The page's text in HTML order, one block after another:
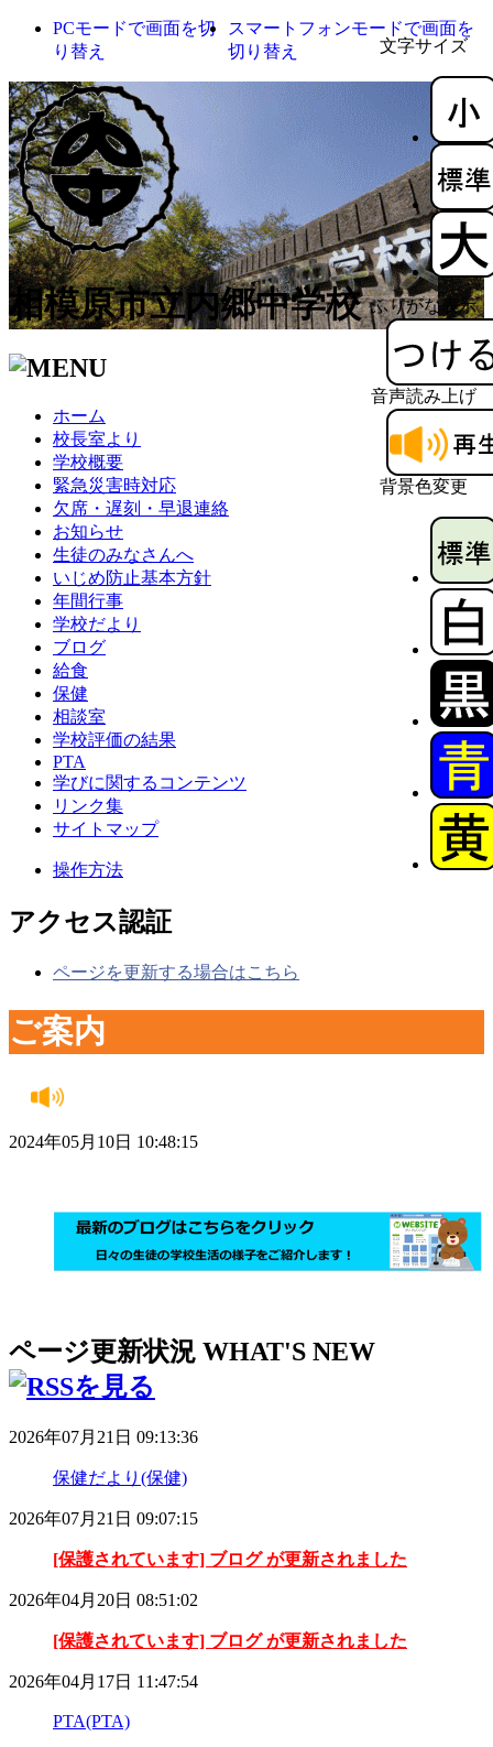
文字サイズ
ふりがな表示
音声読み上げ
背景色変更
PCモードで画面を切
り替え
スマートフォンモードで画面を
切り替え
相模原市立内郷中学校
ホーム
校長室より
学校概要
緊急災害時対応
欠席・遅刻・早退連絡
お知らせ
生徒のみなさんへ
いじめ防止基本方針
年間行事
学校だより
ブログ
給食
保健
相談室
学校評価の結果
PTA
学びに関するコンテンツ
リンク集
サイトマップ
操作方法
アクセス認証
ページを更新する場合はこちら
ご案内
2024年05月10日 10:48:15
ページ更新状況 WHAT'S NEW
2026年07月21日 09:13:36
保健だより(保健)
2026年07月21日 09:07:15
[保護されています] ブログ が更新されました
2026年04月20日 08:51:02
[保護されています] ブログ が更新されました
2026年04月17日 11:47:54
PTA(PTA)